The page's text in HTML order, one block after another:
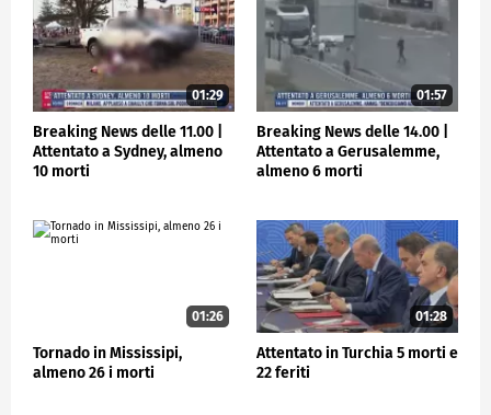
pakistani. L'esplosione ha colpito i passeggeri in
attesa su un binario della principale stazione del
capoluogo Quetta.
ESTERI
01:29
Breaking News delle 11.00 |
Attentato a Sydney, almeno
10 morti
01:57
Breaking News delle 14.00 |
Attentato a Gerusalemme,
almeno 6 morti
01:26
Tornado in Mississipi,
almeno 26 i morti
01:28
Attentato in Turchia 5 morti e
22 feriti